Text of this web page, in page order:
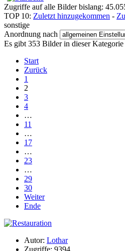
Zugriffe auf alle Bilder bislang:
TOP 10: Zuletzt hinzugekommen -
sonstige
Anordnung nach
Es gibt 353 Bilder in dieser Kategorie
Start
Zurück
1
2
3
4
…
11
…
17
…
23
…
29
30
Weiter
Ende
Autor: Lothar
Zugriffe: 9394